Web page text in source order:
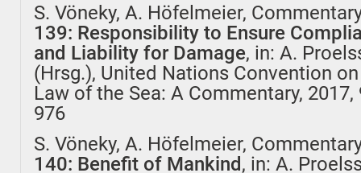
S. Vöneky, A. Höfelmeier,
139: Responsibility to Ensure
and Liability for Damage, in: A.
(Hrsg.), United Nations Convention
Law of the Sea: A Commentary, 2017,
976
S. Vöneky, A. Höfelmeier,
140: Benefit of Mankind, in: A.